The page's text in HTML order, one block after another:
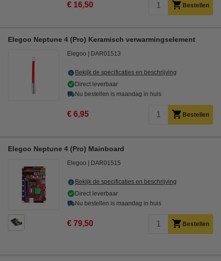
€ 16,50 Bestellen
Elegoo Neptune 4 (Pro) Keramisch verwarmingselement
Elegoo DAR01513
Bekijk de specificaties en beschrijving
Direct leverbaar
Nu bestellen is maandag in huis
€ 6,95 Bestellen
Elegoo Neptune 4 (Pro) Mainboard
Elegoo DAR01515
Bekijk de specificaties en beschrijving
Direct leverbaar
Nu bestellen is maandag in huis
€ 79,50 Bestellen